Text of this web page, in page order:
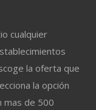
cualquier
la oferta que
la opción
mas de 500